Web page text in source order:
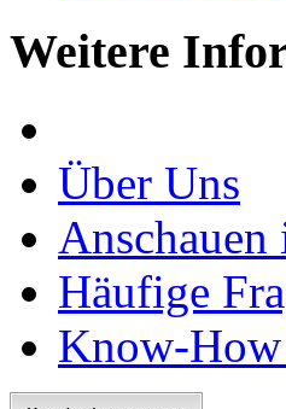
Weitere
Über Uns
Häufige
Know-